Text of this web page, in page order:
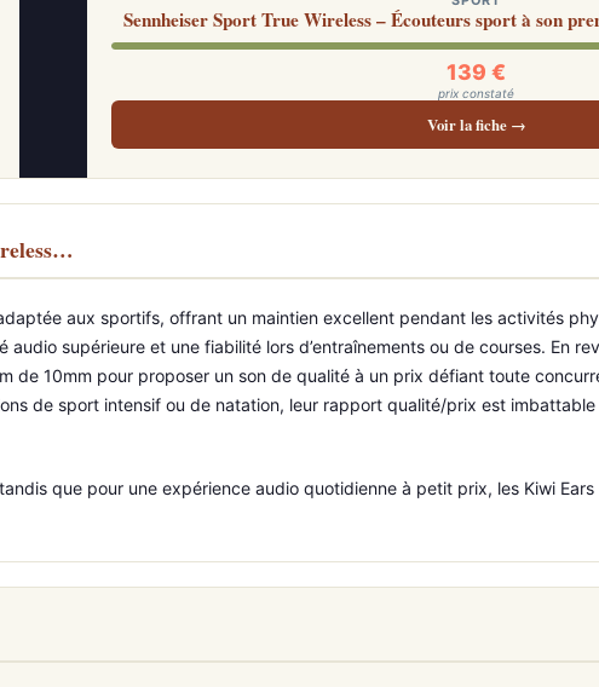
Sennheiser Sport True Wireless – Écouteurs sport à son
139 €
prix constaté
Voir la fiche →
aux sportifs, offrant un maintien excellent pendant les activités
supérieure et une fiabilité lors d’entraînements ou de courses. En
10mm pour proposer un son de qualité à un prix défiant toute
de sport intensif ou de natation, leur rapport qualité/prix est
que pour une expérience audio quotidienne à petit prix, les Kiwi